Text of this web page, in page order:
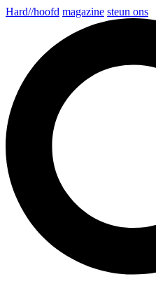
Hard//hoofd magazine steun ons